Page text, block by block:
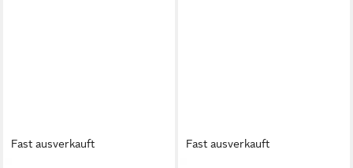
Fast ausverkauft Fast ausverkauft